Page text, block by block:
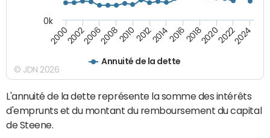
Annuité de la dette
200020022006200820102012201420162018202020222024
0k
© JDN 2026
L'annuité de la dette représente la somme des intérêts
d'emprunts et du montant du remboursement du capital
de Steene.